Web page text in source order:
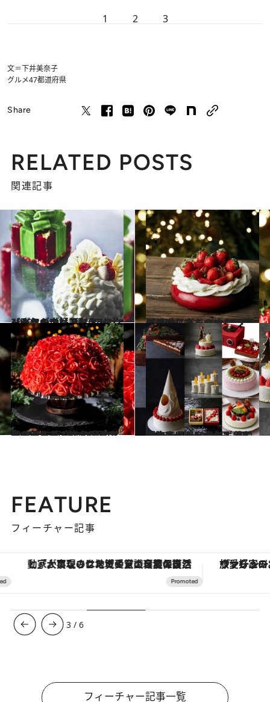
1 2 3
文＝下井美奈子
グルメ47都道府県
Share
RELATED POSTS
関連記事
2023.10.10
【昨年も大好評】ストリングスのクリスマスショートケーキは2種類の生クリームがブレンド！
グルメ 2023.9.28
「日本に来てあまおう苺に感激した」 シェフが苺の美味しさをつめた新作 ケーキ【パーク ハイアット 東京】
グルメ
2023.10.8
全て手作り！約100個の赤いバラでできたチョコレートドームに大感激帝国ホテル 東京のクリスマスケーキ
グルメ 2023.9.30
【完売必至】今年も争奪戦の予感！10月1日（日）予約スタートで必ず手に入れたい限定ケーキ【8選】
グルメ
FEATURE
フィーチャー記事
「大事なのは地域の意識を変えること」。ロレックス賞受賞の自然保護活動家が実現させたナイジェリアの自然環境の復活 ヴァシュロン・コンスタンタ
3 /6
フィーチャー記事一覧